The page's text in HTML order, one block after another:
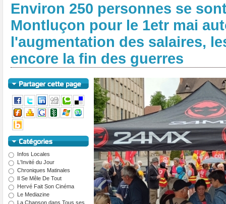
Environ 250 personnes se
Montluçon pour le 1etr mai
l'augmentation des salaires,
encore la fin des guerres
Infos Locales
L'Invité du Jour
Chroniques Matinales
Il Se Mêle De Tout
Hervé Fait Son Cinéma
Le Mediazine
La Chanson dans Tous ses